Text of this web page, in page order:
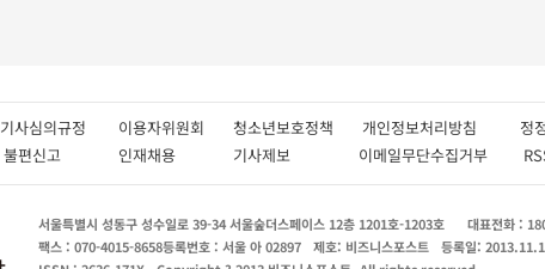
기사심의규정 이용자위원회 청소년보호정책 개인정보처리방침 정
불편신고 인재채용 기사제보 이메일무단수집거부
서울특별시 성동구 성수일로 39-34 서울숲더스페이스 12층 1201호-1203호 대표전화 :
팩스 : 070-4015-8658등록번호 : 서울 아 02897 제호: 비즈니스포스트 등록일: